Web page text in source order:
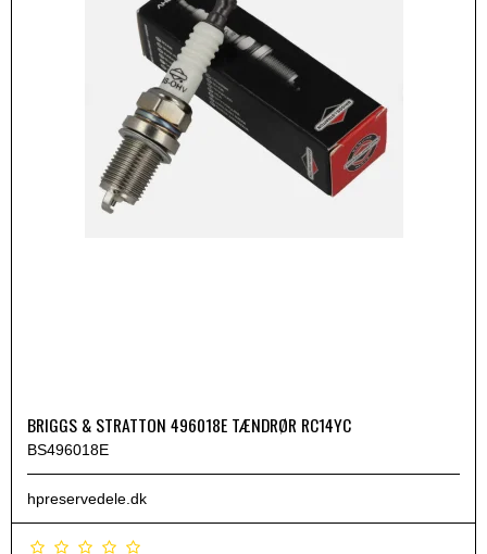
BRIGGS & STRATTON 496018E TÆNDRØR RC14YC
BS496018E
hpreservedele.dk